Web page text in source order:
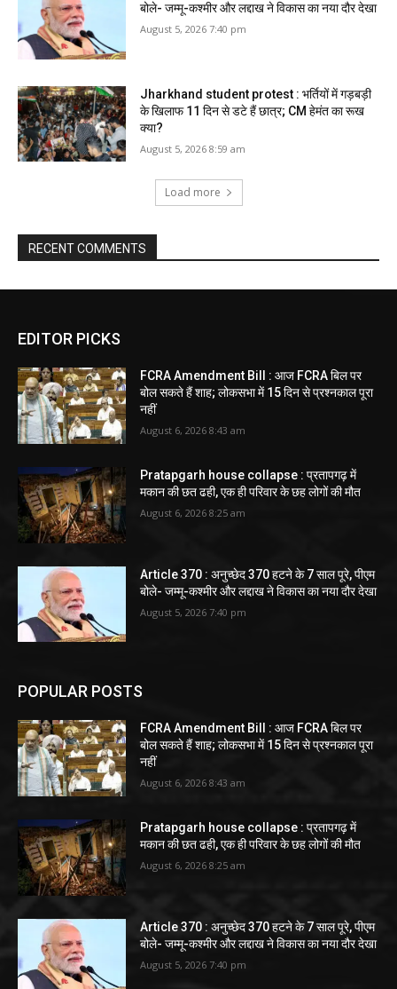
बोले- जम्मू-कश्मीर और लद्दाख ने विकास का नया दौर देखा
August 5, 2026 7:40 pm
Jharkhand student protest : भर्तियों में गड़बड़ी
के खिलाफ 11 दिन से डटे हैं छात्र; CM हेमंत का रूख
क्या?
August 5, 2026 8:59 am
Load more
RECENT COMMENTS
EDITOR PICKS
FCRA Amendment Bill : आज FCRA बिल पर
बोल सकते हैं शाह; लोकसभा में 15 दिन से प्रश्नकाल पूरा
नहीं
August 6, 2026 8:43 am
Pratapgarh house collapse : प्रतापगढ़ में
मकान की छत ढही, एक ही परिवार के छह लोगों की मौत
August 6, 2026 8:25 am
Article 370 : अनुच्छेद 370 हटने के 7 साल पूरे, पीएम
बोले- जम्मू-कश्मीर और लद्दाख ने विकास का नया दौर देखा
August 5, 2026 7:40 pm
POPULAR POSTS
FCRA Amendment Bill : आज FCRA बिल पर
बोल सकते हैं शाह; लोकसभा में 15 दिन से प्रश्नकाल पूरा
नहीं
August 6, 2026 8:43 am
Pratapgarh house collapse : प्रतापगढ़ में
मकान की छत ढही, एक ही परिवार के छह लोगों की मौत
August 6, 2026 8:25 am
Article 370 : अनुच्छेद 370 हटने के 7 साल पूरे, पीएम
बोले- जम्मू-कश्मीर और लद्दाख ने विकास का नया दौर देखा
August 5, 2026 7:40 pm